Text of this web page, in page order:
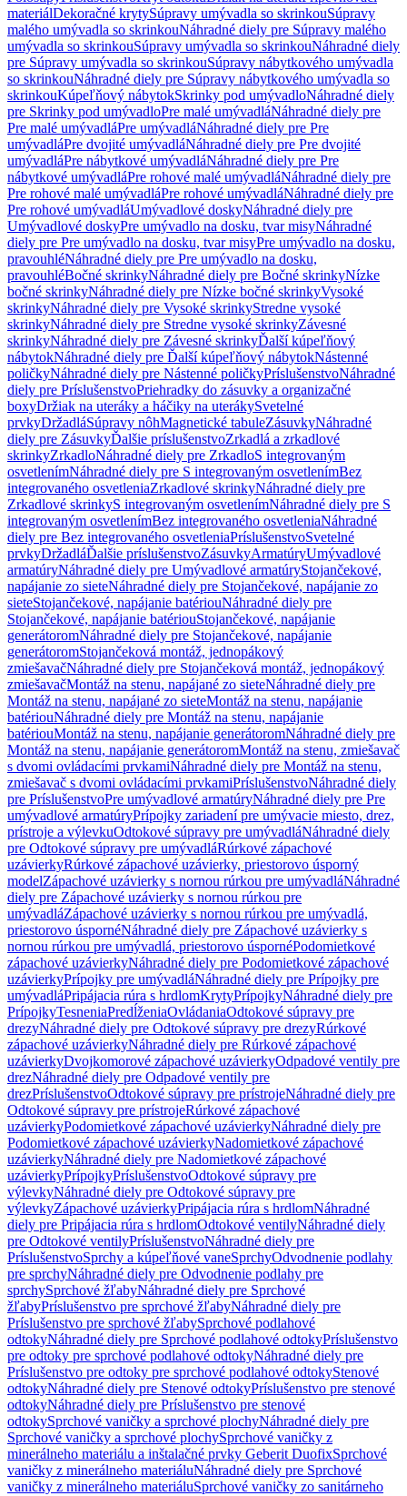
materiálDekoračné krytySúpravy umývadla so skrinkouSúpravy
malého umývadla so skrinkouNáhradné diely pre Súpravy malého
umývadla so skrinkouSúpravy umývadla so skrinkouNáhradné diely
pre Súpravy umývadla so skrinkouSúpravy nábytkového umývadla
so skrinkouNáhradné diely pre Súpravy nábytkového umývadla so
skrinkouKúpeľňový nábytokSkrinky pod umývadloNáhradné diely
pre Skrinky pod umývadloPre malé umývadláNáhradné diely pre
Pre malé umývadláPre umývadláNáhradné diely pre Pre
umývadláPre dvojité umývadláNáhradné diely pre Pre dvojité
umývadláPre nábytkové umývadláNáhradné diely pre Pre
nábytkové umývadláPre rohové malé umývadláNáhradné diely pre
Pre rohové malé umývadláPre rohové umývadláNáhradné diely pre
Pre rohové umývadláUmývadlové doskyNáhradné diely pre
Umývadlové doskyPre umývadlo na dosku, tvar misyNáhradné
diely pre Pre umývadlo na dosku, tvar misyPre umývadlo na dosku,
pravouhléNáhradné diely pre Pre umývadlo na dosku,
pravouhléBočné skrinkyNáhradné diely pre Bočné skrinkyNízke
bočné skrinkyNáhradné diely pre Nízke bočné skrinkyVysoké
skrinkyNáhradné diely pre Vysoké skrinkyStredne vysoké
skrinkyNáhradné diely pre Stredne vysoké skrinkyZávesné
skrinkyNáhradné diely pre Závesné skrinkyĎalší kúpeľňový
nábytokNáhradné diely pre Ďalší kúpeľňový nábytokNástenné
poličkyNáhradné diely pre Nástenné poličkyPríslušenstvoNáhradné
diely pre PríslušenstvoPriehradky do zásuvky a organizačné
boxyDržiak na uteráky a háčiky na uterákySvetelné
prvkyDržadláSúpravy nôhMagnetické tabuleZásuvkyNáhradné
diely pre ZásuvkyĎalšie príslušenstvoZrkadlá a zrkadlové
skrinkyZrkadloNáhradné diely pre ZrkadloS integrovaným
osvetlenímNáhradné diely pre S integrovaným osvetlenímBez
integrovaného osvetleniaZrkadlové skrinkyNáhradné diely pre
Zrkadlové skrinkyS integrovaným osvetlenímNáhradné diely pre S
integrovaným osvetlenímBez integrovaného osvetleniaNáhradné
diely pre Bez integrovaného osvetleniaPríslušenstvoSvetelné
prvkyDržadláĎalšie príslušenstvoZásuvkyArmatúryUmývadlové
armatúryNáhradné diely pre Umývadlové armatúryStojančekové,
napájanie zo sieteNáhradné diely pre Stojančekové, napájanie zo
sieteStojančekové, napájanie batériouNáhradné diely pre
Stojančekové, napájanie batériouStojančekové, napájanie
generátoromNáhradné diely pre Stojančekové, napájanie
generátoromStojančeková montáž, jednopákový
zmiešavačNáhradné diely pre Stojančeková montáž, jednopákový
zmiešavačMontáž na stenu, napájané zo sieteNáhradné diely pre
Montáž na stenu, napájané zo sieteMontáž na stenu, napájanie
batériouNáhradné diely pre Montáž na stenu, napájanie
batériouMontáž na stenu, napájanie generátoromNáhradné diely pre
Montáž na stenu, napájanie generátoromMontáž na stenu, zmiešavač
s dvomi ovládacími prvkamiNáhradné diely pre Montáž na stenu,
zmiešavač s dvomi ovládacími prvkamiPríslušenstvoNáhradné diely
pre PríslušenstvoPre umývadlové armatúryNáhradné diely pre Pre
umývadlové armatúryPrípojky zariadení pre umývacie miesto, drez,
prístroje a výlevkuOdtokové súpravy pre umývadláNáhradné diely
pre Odtokové súpravy pre umývadláRúrkové zápachové
uzávierkyRúrkové zápachové uzávierky, priestorovo úsporný
modelZápachové uzávierky s nornou rúrkou pre umývadláNáhradné
diely pre Zápachové uzávierky s nornou rúrkou pre
umývadláZápachové uzávierky s nornou rúrkou pre umývadlá,
priestorovo úspornéNáhradné diely pre Zápachové uzávierky s
nornou rúrkou pre umývadlá, priestorovo úspornéPodomietkové
zápachové uzávierkyNáhradné diely pre Podomietkové zápachové
uzávierkyPrípojky pre umývadláNáhradné diely pre Prípojky pre
umývadláPripájacia rúra s hrdlomKrytyPrípojkyNáhradné diely pre
PrípojkyTesneniaPredĺženiaOvládaniaOdtokové súpravy pre
drezyNáhradné diely pre Odtokové súpravy pre drezyRúrkové
zápachové uzávierkyNáhradné diely pre Rúrkové zápachové
uzávierkyDvojkomorové zápachové uzávierkyOdpadové ventily pre
drezNáhradné diely pre Odpadové ventily pre
drezPríslušenstvoOdtokové súpravy pre prístrojeNáhradné diely pre
Odtokové súpravy pre prístrojeRúrkové zápachové
uzávierkyPodomietkové zápachové uzávierkyNáhradné diely pre
Podomietkové zápachové uzávierkyNadomietkové zápachové
uzávierkyNáhradné diely pre Nadomietkové zápachové
uzávierkyPrípojkyPríslušenstvoOdtokové súpravy pre
výlevkyNáhradné diely pre Odtokové súpravy pre
výlevkyZápachové uzávierkyPripájacia rúra s hrdlomNáhradné
diely pre Pripájacia rúra s hrdlomOdtokové ventilyNáhradné diely
pre Odtokové ventilyPríslušenstvoNáhradné diely pre
PríslušenstvoSprchy a kúpeľňové vaneSprchyOdvodnenie podlahy
pre sprchyNáhradné diely pre Odvodnenie podlahy pre
sprchySprchové žľabyNáhradné diely pre Sprchové
žľabyPríslušenstvo pre sprchové žľabyNáhradné diely pre
Príslušenstvo pre sprchové žľabySprchové podlahové
odtokyNáhradné diely pre Sprchové podlahové odtokyPríslušenstvo
pre odtoky pre sprchové podlahové odtokyNáhradné diely pre
Príslušenstvo pre odtoky pre sprchové podlahové odtokyStenové
odtokyNáhradné diely pre Stenové odtokyPríslušenstvo pre stenové
odtokyNáhradné diely pre Príslušenstvo pre stenové
odtokySprchové vaničky a sprchové plochyNáhradné diely pre
Sprchové vaničky a sprchové plochySprchové vaničky z
minerálneho materiálu a inštalačné prvky Geberit DuofixSprchové
vaničky z minerálneho materiáluNáhradné diely pre Sprchové
vaničky z minerálneho materiáluSprchové vaničky zo sanitárneho